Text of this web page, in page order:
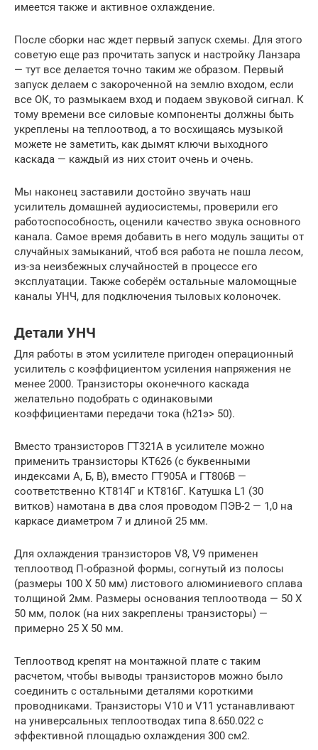
имеется также и активное охлаждение.
После сборки нас ждет первый запуск схемы. Для этого
советую еще раз прочитать запуск и настройку Ланзара
— тут все делается точно таким же образом. Первый
запуск делаем с закороченной на землю входом, если
все ОК, то размыкаем вход и подаем звуковой сигнал. К
тому времени все силовые компоненты должны быть
укреплены на теплоотвод, а то восхищаясь музыкой
можете не заметить, как дымят ключи выходного
каскада — каждый из них стоит очень и очень.
Мы наконец заставили достойно звучать наш
усилитель домашней аудиосистемы, проверили его
работоспособность, оценили качество звука основного
канала. Самое время добавить в него модуль защиты от
случайных замыканий, чтоб вся работа не пошла лесом,
из-за неизбежных случайностей в процессе его
эксплуатации. Также соберём остальные маломощные
каналы УНЧ, для подключения тыловых колоночек.
Детали УНЧ
Для работы в этом усилителе пригоден операционный
усилитель с коэффициентом усиления напряжения не
менее 2000. Транзисторы оконечного каскада
желательно подобрать с одинаковыми
коэффициентами передачи тока (h21э> 50).
Вместо транзисторов ГТ321А в усилителе можно
применить транзисторы КТ626 (с буквенными
индексами А, Б, В), вместо ГТ905А и ГТ806В —
соответственно КТ814Г и КТ816Г. Катушка L1 (30
витков) намотана в два слоя проводом ПЭВ-2 — 1,0 на
каркасе диаметром 7 и длиной 25 мм.
Для охлаждения транзисторов V8, V9 применен
теплоотвод П-образной формы, согнутый из полосы
(размеры 100 X 50 мм) листового алюминиевого сплава
толщиной 2мм. Размеры основания теплоотвода — 50 X
50 мм, полок (на них закреплены транзисторы) —
примерно 25 X 50 мм.
Теплоотвод крепят на монтажной плате с таким
расчетом, чтобы выводы транзисторов можно было
соединить с остальными деталями короткими
проводниками. Транзисторы V10 и V11 устанавливают
на универсальных теплоотводах типа 8.650.022 с
эффективной площадью охлаждения 300 см2.